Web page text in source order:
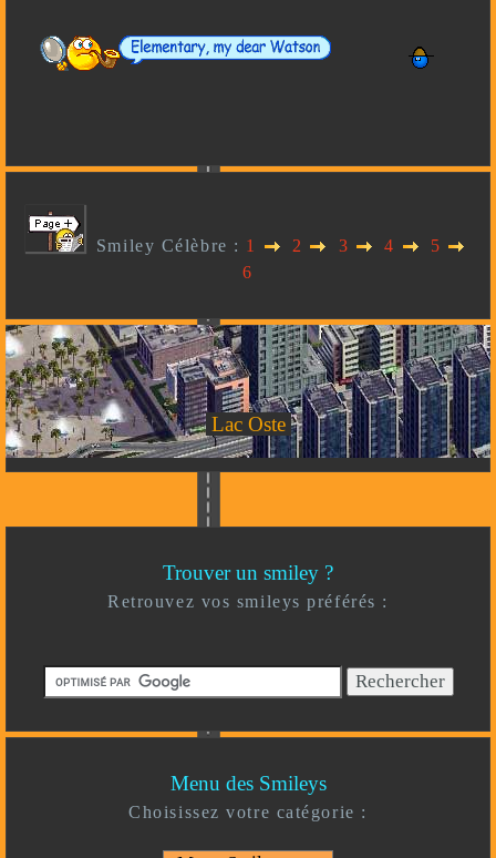
Smiley Célèbre : 1 2 3 4
5
6
Lac Oste
Trouver un smiley ?
Retrouvez vos smileys préférés :
Menu des Smileys
Choisissez votre catégorie :